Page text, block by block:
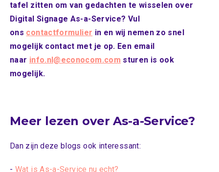
tafel zitten om van gedachten te wisselen over
Digital Signage As-a-Service? Vul
ons contactformulier in en wij nemen zo snel
mogelijk contact met je op. Een email
naar info.nl@econocom.com sturen is ook
mogelijk.
Meer lezen over As-a-Service?
Dan zijn deze blogs ook interessant:
- Wat is As-a-Service nu echt?